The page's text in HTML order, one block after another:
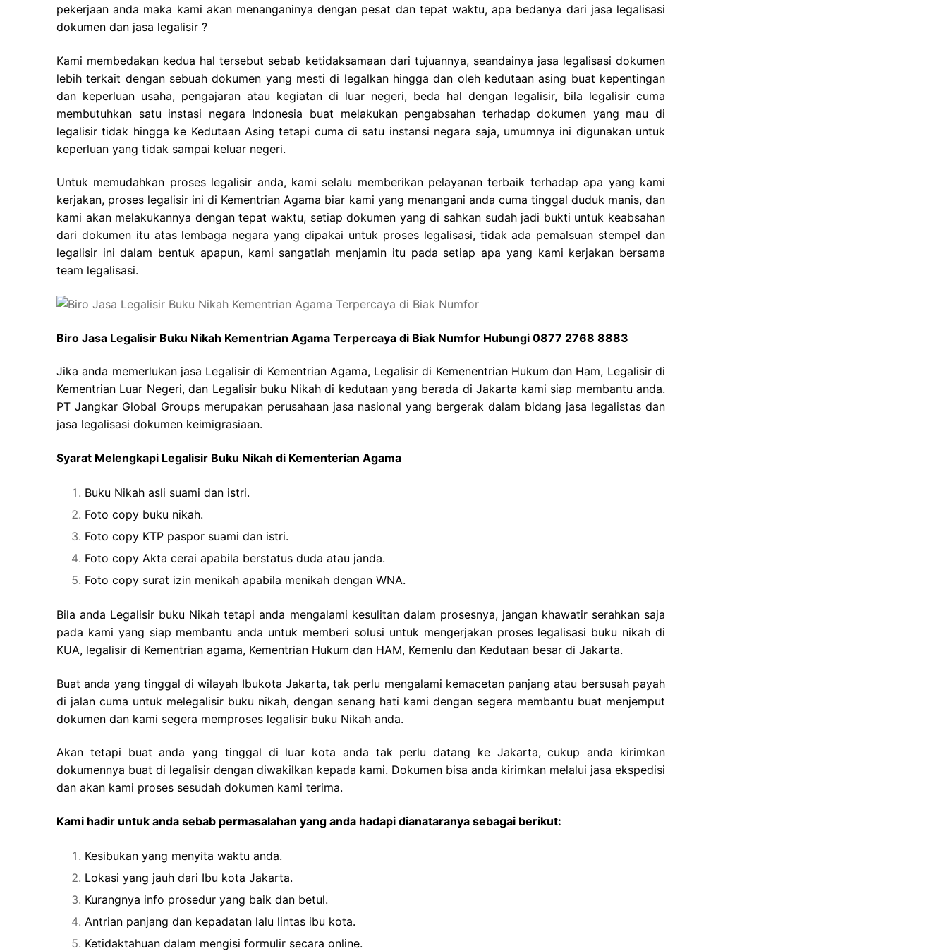
pekerjaan anda maka kami akan menanganinya dengan pesat dan tepat waktu, apa bedanya dari jasa legalisasi
dokumen dan jasa legalisir ?
Kami membedakan kedua hal tersebut sebab ketidaksamaan dari tujuannya, seandainya jasa legalisasi dokumen
lebih terkait dengan sebuah dokumen yang mesti di legalkan hingga dan oleh kedutaan asing buat kepentingan
dan keperluan usaha, pengajaran atau kegiatan di luar negeri, beda hal dengan legalisir, bila legalisir cuma
membutuhkan satu instasi negara Indonesia buat melakukan pengabsahan terhadap dokumen yang mau di
legalisir tidak hingga ke Kedutaan Asing tetapi cuma di satu instansi negara saja, umumnya ini digunakan untuk
keperluan yang tidak sampai keluar negeri.
Untuk memudahkan proses legalisir anda, kami selalu memberikan pelayanan terbaik terhadap apa yang kami
kerjakan, proses legalisir ini di Kementrian Agama biar kami yang menangani anda cuma tinggal duduk manis, dan
kami akan melakukannya dengan tepat waktu, setiap dokumen yang di sahkan sudah jadi bukti untuk keabsahan
dari dokumen itu atas lembaga negara yang dipakai untuk proses legalisasi, tidak ada pemalsuan stempel dan
legalisir ini dalam bentuk apapun, kami sangatlah menjamin itu pada setiap apa yang kami kerjakan bersama
team legalisasi.
Biro Jasa Legalisir Buku Nikah Kementrian Agama Terpercaya di Biak Numfor Hubungi 0877 2768 8883
Jika anda memerlukan jasa Legalisir di Kementrian Agama, Legalisir di Kemenentrian Hukum dan Ham, Legalisir di
Kementrian Luar Negeri, dan Legalisir buku Nikah di kedutaan yang berada di Jakarta kami siap membantu anda.
PT Jangkar Global Groups merupakan perusahaan jasa nasional yang bergerak dalam bidang jasa legalistas dan
jasa legalisasi dokumen keimigrasiaan.
Syarat Melengkapi Legalisir Buku Nikah di Kementerian Agama
Buku Nikah asli suami dan istri.
Foto copy buku nikah.
Foto copy KTP paspor suami dan istri.
Foto copy Akta cerai apabila berstatus duda atau janda.
Foto copy surat izin menikah apabila menikah dengan WNA.
Bila anda Legalisir buku Nikah tetapi anda mengalami kesulitan dalam prosesnya, jangan khawatir serahkan saja
pada kami yang siap membantu anda untuk memberi solusi untuk mengerjakan proses legalisasi buku nikah di
KUA, legalisir di Kementrian agama, Kementrian Hukum dan HAM, Kemenlu dan Kedutaan besar di Jakarta.
Buat anda yang tinggal di wilayah Ibukota Jakarta, tak perlu mengalami kemacetan panjang atau bersusah payah
di jalan cuma untuk melegalisir buku nikah, dengan senang hati kami dengan segera membantu buat menjemput
dokumen dan kami segera memproses legalisir buku Nikah anda.
Akan tetapi buat anda yang tinggal di luar kota anda tak perlu datang ke Jakarta, cukup anda kirimkan
dokumennya buat di legalisir dengan diwakilkan kepada kami. Dokumen bisa anda kirimkan melalui jasa ekspedisi
dan akan kami proses sesudah dokumen kami terima.
Kami hadir untuk anda sebab permasalahan yang anda hadapi dianataranya sebagai berikut:
Kesibukan yang menyita waktu anda.
Lokasi yang jauh dari Ibu kota Jakarta.
Kurangnya info prosedur yang baik dan betul.
Antrian panjang dan kepadatan lalu lintas ibu kota.
Ketidaktahuan dalam mengisi formulir secara online.